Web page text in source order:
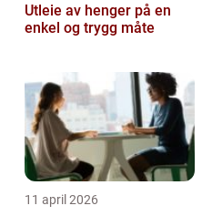
Utleie av henger på en
enkel og trygg måte
11 april 2026